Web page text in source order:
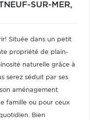
SUR-MER,
Située dans un petit
propriété de plain-
naturelle grâce à
serez séduit par ses
aménagement
famille ou pour ceux
Bien